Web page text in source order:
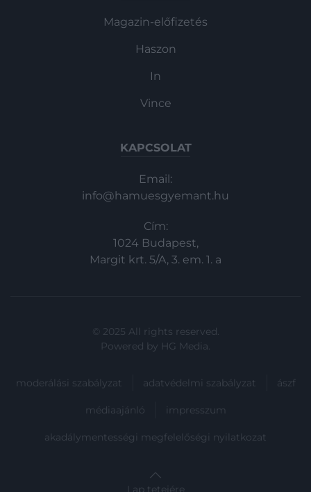
Magazin-előfizetés
Haszon
In
Vince
KAPCSOLAT
Email:
info@hamuesgyemant.hu
Cím:
1024 Budapest,
Margit krt. 5/A, 3. em. 1. a
© 2025 All rights reserved.
Powered by HG Media.
moderálási szabályzat adatvédelmi szabályzat ászf
médiaajánló impresszum
akadálymentességi megfelelőségi nyilatkozat
Lap tetejére